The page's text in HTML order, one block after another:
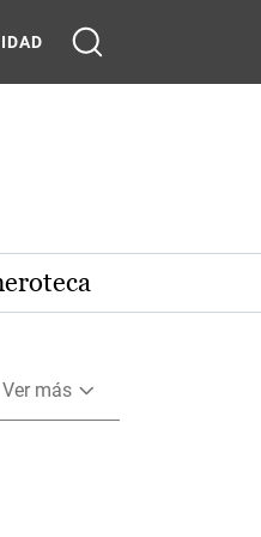
Ver más